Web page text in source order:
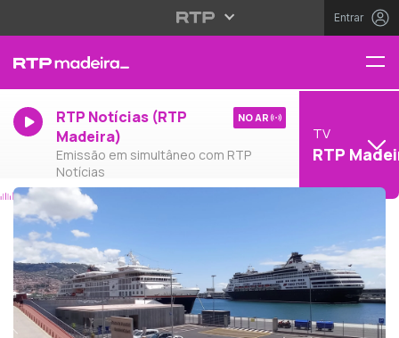
Entrar
RTP Notícias (RTP
Madeira)
Emissão em simultâneo com RTP
Notícias
NO AR
TV
RTP